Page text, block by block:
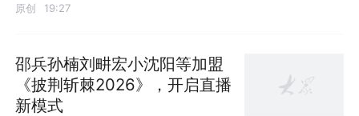
原创 19:27
邵兵孙楠刘畊宏小沈阳等加盟
《披荆斩棘2026》，开启直播
新模式